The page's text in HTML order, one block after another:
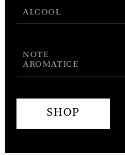
ALCOOL
NOTE
AROMATICE
SHOP